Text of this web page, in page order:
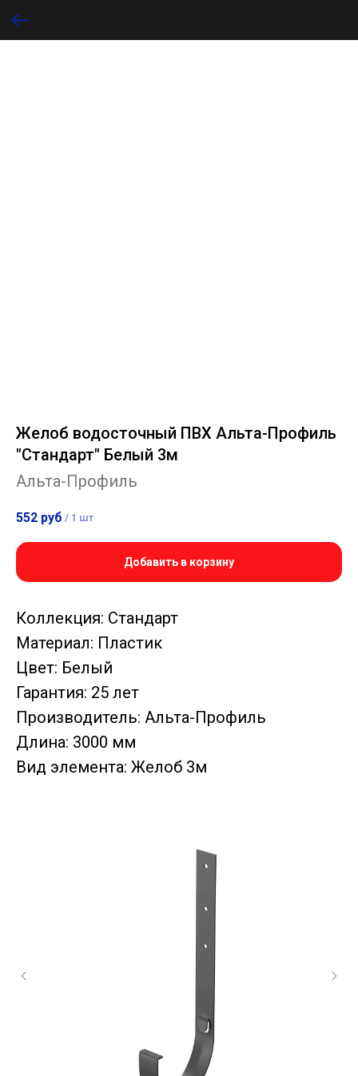
Желоб водосточный ПВХ Альта-Профиль
"Стандарт" Белый 3м
Альта-Профиль
552 руб / 1 шт
Добавить в корзину
Коллекция: Стандарт
Материал: Пластик
Цвет: Белый
Гарантия: 25 лет
Производитель: Альта-Профиль
Длина: 3000 мм
Вид элемента: Желоб 3м